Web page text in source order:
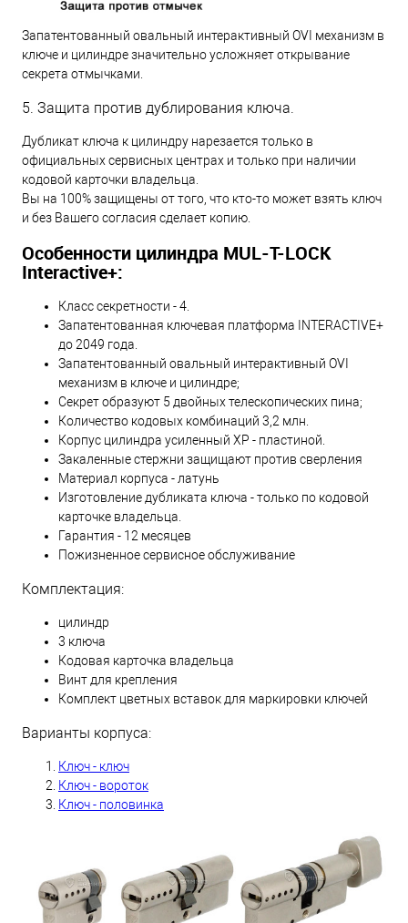
Запатентованный овальный интерактивный OVI механизм в
ключе и цилиндре значительно усложняет открывание
секрета отмычками.
5. Защита против дублирования ключа.
Дубликат ключа к цилиндру нарезается только в
официальных сервисных центрах и только при наличии
кодовой карточки владельца.
Вы на 100% защищены от того, что кто-то может взять ключ
и без Вашего согласия сделает копию.
Особенности цилиндра MUL-T-LOCK
Interactive+:
Класс секретности - 4.
Запатентованная ключевая платформа INTERACTIVE+
до 2049 года.
Запатентованный овальный интерактивный OVI
механизм в ключе и цилиндре;
Секрет образуют 5 двойных телескопических пина;
Количество кодовых комбинаций 3,2 млн.
Корпус цилиндра усиленный XP - пластиной.
Закаленные стержни защищают против сверления
Материал корпуса - латунь
Изготовление дубликата ключа - только по кодовой
карточке владельца.
Гарантия - 12 месяцев
Пожизненное сервисное обслуживание
Комплектация:
цилиндр
3 ключа
Кодовая карточка владельца
Винт для крепления
Комплект цветных вставок для маркировки ключей
Варианты корпуса:
Ключ - ключ
Ключ - вороток
Ключ - половинка